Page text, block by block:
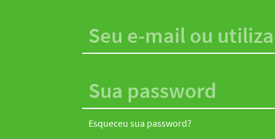
Esqueceu sua password?